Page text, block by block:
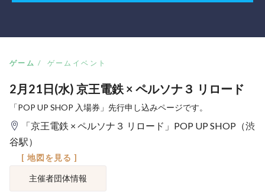
ゲーム ゲームイベント
2月21日(水) 京王電鉄 × ペルソナ３ リロード
「POP UP SHOP 入場券」先行申し込みページです。
「京王電鉄 × ペルソナ３ リロード」POP UP SHOP（渋
谷駅）
[ 地図を見る ]
主催者団体情報